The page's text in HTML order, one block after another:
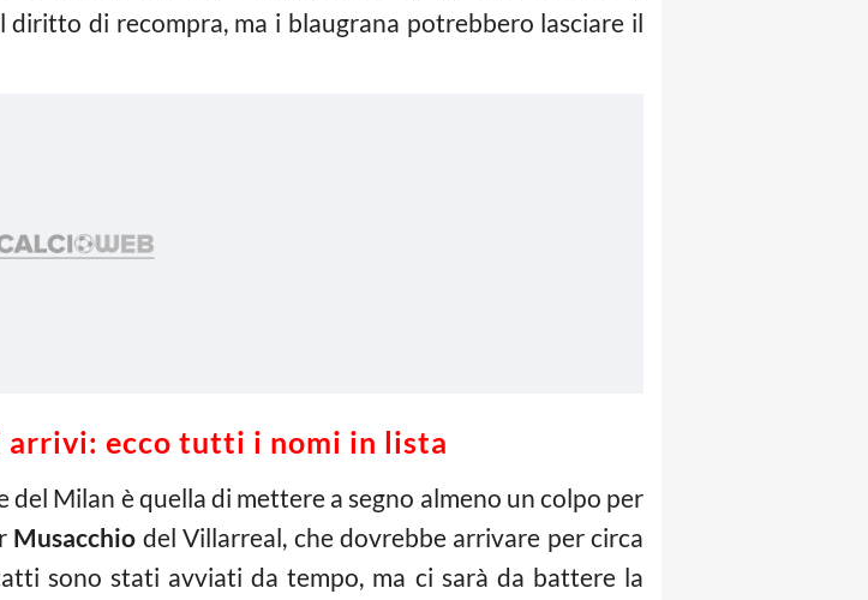
di recompra, ma i blaugrana potrebbero lasciare il
ecco tutti i nomi in lista
Milan è quella di mettere a segno almeno un colpo per
Musacchio del Villarreal, che dovrebbe arrivare per circa
sono stati avviati da tempo, ma ci sarà da battere la